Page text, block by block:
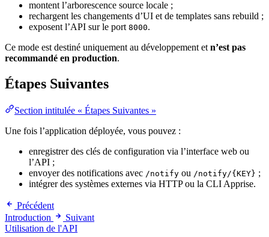
montent l’arborescence source locale ;
rechargent les changements d’UI et de templates sans rebuild ;
exposent l’API sur le port 8000.
Ce mode est destiné uniquement au développement etn’est pas
recommandé en production.
Étapes Suivantes
Section intitulée « Étapes Suivantes »
Une fois l’application déployée, vous pouvez :
enregistrer des clés de configuration via l’interface web ou
l’API ;
envoyer des notifications avec /notify ou /notify/{KEY} ;
intégrer des systèmes externes via HTTP ou la CLI Apprise.
Précédent
Introduction
Suivant
Utilisation de l'API